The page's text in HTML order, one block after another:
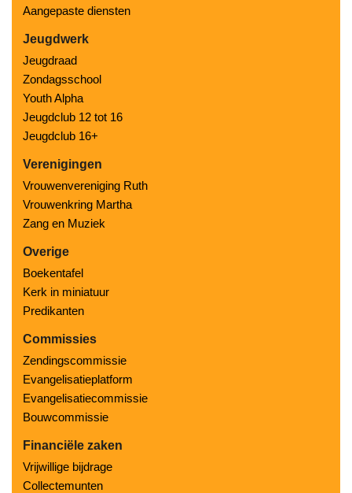
Aangepaste diensten
Jeugdwerk
Jeugdraad
Zondagsschool
Youth Alpha
Jeugdclub 12 tot 16
Jeugdclub 16+
Verenigingen
Vrouwenvereniging Ruth
Vrouwenkring Martha
Zang en Muziek
Overige
Boekentafel
Kerk in miniatuur
Predikanten
Commissies
Zendingscommissie
Evangelisatieplatform
Evangelisatiecommissie
Bouwcommissie
Financiële zaken
Vrijwillige bijdrage
Collectemunten